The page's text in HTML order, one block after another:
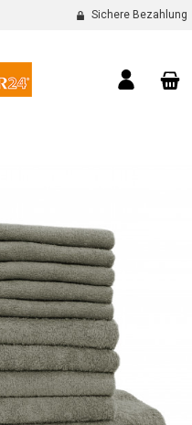
Sichere Bezahlung